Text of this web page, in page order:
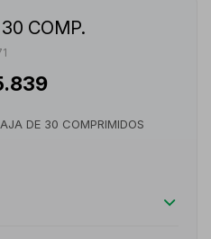
COMP.
DE 30 COMPRIMIDOS